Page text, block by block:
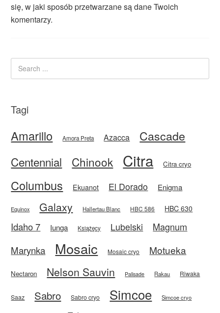
się, w jaki sposób przetwarzane są dane Twoich
komentarzy.
Tagi
Amarillo Amora Preta Azacca Cascade
Centennial Chinook Citra Citra cryo
Columbus Ekuanot El Dorado Enigma
Equinox Galaxy Hallertau Blanc HBC 586 HBC 630
Idaho 7 Iunga Książęcy Lubelski
Magnum
Marynka
Mosaic Mosaic cryo Motueka
Nectaron Nelson Sauvin Palisade Rakau Riwaka
Saaz Sabro Sabro cryo Simcoe Simcoe cryo